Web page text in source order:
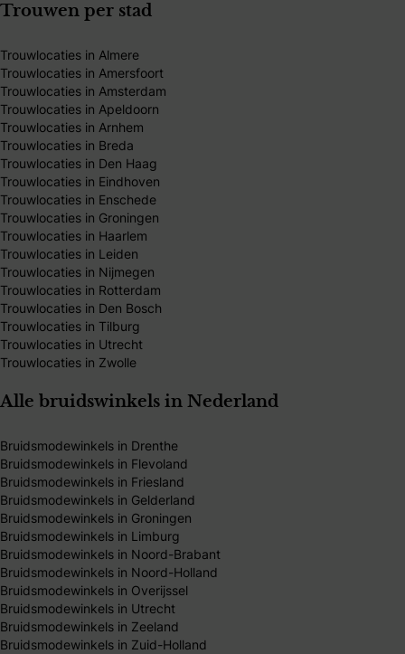
Trouwen per stad
Trouwlocaties in Almere
Trouwlocaties in Amersfoort
Trouwlocaties in Amsterdam
Trouwlocaties in Apeldoorn
Trouwlocaties in Arnhem
Trouwlocaties in Breda
Trouwlocaties in Den Haag
Trouwlocaties in Eindhoven
Trouwlocaties in Enschede
Trouwlocaties in Groningen
Trouwlocaties in Haarlem
Trouwlocaties in Leiden
Trouwlocaties in Nijmegen
Trouwlocaties in Rotterdam
Trouwlocaties in Den Bosch
Trouwlocaties in Tilburg
Trouwlocaties in Utrecht
Trouwlocaties in Zwolle
Alle bruidswinkels in Nederland
Bruidsmodewinkels in Drenthe
Bruidsmodewinkels in Flevoland
Bruidsmodewinkels in Friesland
Bruidsmodewinkels in Gelderland
Bruidsmodewinkels in Groningen
Bruidsmodewinkels in Limburg
Bruidsmodewinkels in Noord-Brabant
Bruidsmodewinkels in Noord-Holland
Bruidsmodewinkels in Overijssel
Bruidsmodewinkels in Utrecht
Bruidsmodewinkels in Zeeland
Bruidsmodewinkels in Zuid-Holland